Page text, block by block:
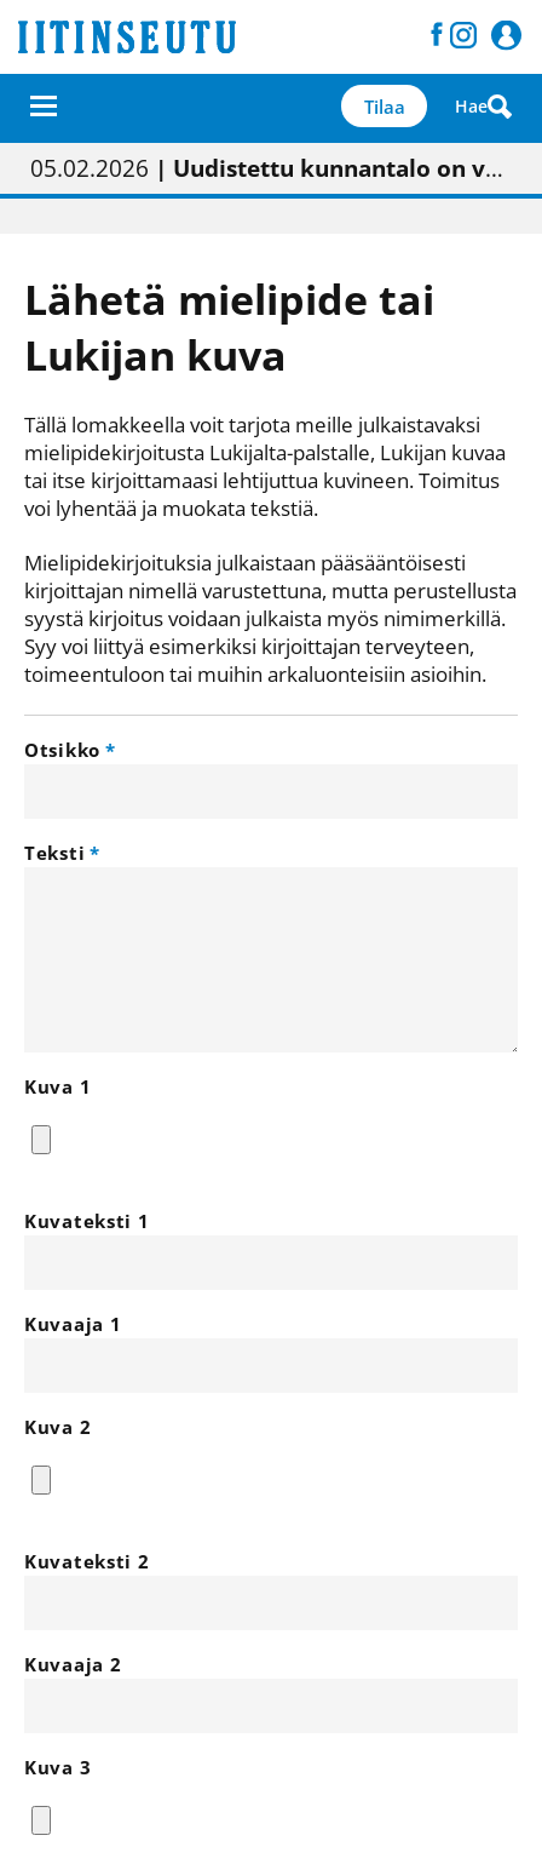
Tilaa Hae
01.02.2026 | Painon vaihtumisen pitäisi näkyä hieman parempana painojäljen laatuna lehdessä
05.02.2026 | Uudistettu kunnantalo on valoisa
23.04.2026 | “Olemme käynnistämässä uudelleen keskustavisiotyön”
09.05.2026| "Maalla on totuttu elämään omavaraisemmin kuin kaupungissa"
Lähetä mielipide tai
Lukijan kuva
Tällä lomakkeella voit tarjota meille julkaistavaksi
mielipidekirjoitusta Lukijalta-palstalle, Lukijan kuvaa
tai itse kirjoittamaasi lehtijuttua kuvineen. Toimitus
voi lyhentää ja muokata tekstiä.
Mielipidekirjoituksia julkaistaan pääsääntöisesti
kirjoittajan nimellä varustettuna, mutta perustellusta
syystä kirjoitus voidaan julkaista myös nimimerkillä.
Syy voi liittyä esimerkiksi kirjoittajan terveyteen,
toimeentuloon tai muihin arkaluonteisiin asioihin.
Otsikko
Teksti
Kuva 1
Kuvateksti 1
Kuvaaja 1
Kuva 2
Kuvateksti 2
Kuvaaja 2
Kuva 3